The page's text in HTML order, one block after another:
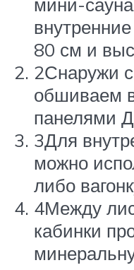
80 см и
2Снаружи
обшиваем
панелями
3Для
можно
либо
4Между
кабинки